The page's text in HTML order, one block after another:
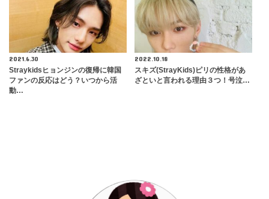
2021.6.30
Straykidsヒョンジンの復帰に韓国
ファンの反応はどう？いつから活
動…
2022.10.18
スキズ(StrayKids)ピリの性格があ
ざといと言われる理由３つ！号泣…